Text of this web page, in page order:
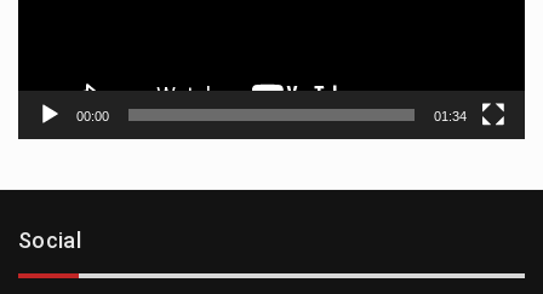
00:00 01:34
Social